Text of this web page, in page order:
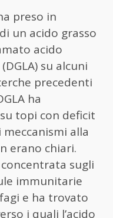
preso in
un acido grasso
acido
su alcuni
precedenti
ha
topi con deficit
alla
erano chiari.
sugli
immunitarie
e ha trovato
i quali l’acido